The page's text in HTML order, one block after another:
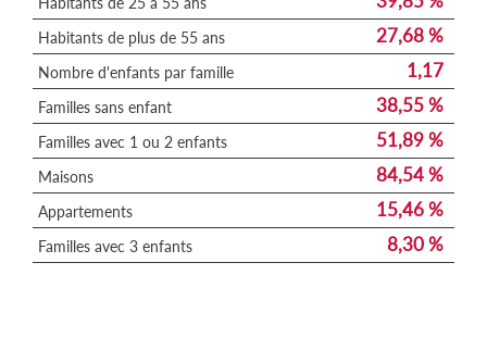
Habitants de plus de 55 ans 27,68 %
Nombre d'enfants par famille 1,17
Familles sans enfant 38,55 %
Familles avec 1 ou 2 enfants 51,89 %
Maisons 84,54 %
Appartements 15,46 %
Familles avec 3 enfants 8,30 %